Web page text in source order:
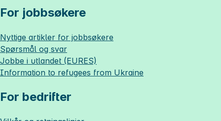
For jobbsøkere
Nyttige artikler for jobbsøkere
Spørsmål og svar
Jobbe i utlandet (EURES)
Information to refugees from Ukraine
For bedrifter